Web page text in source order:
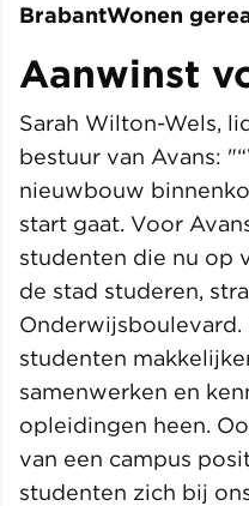
BrabantWonen
Aanwinst
Sarah Wilton-Wels,
bestuur van Avans:
nieuwbouw
start gaat. Voor
studenten die nu op
de stad studeren,
Onderwijsboulevard.
studenten
samenwerken en
opleidingen heen.
van een campus
studenten zich bij